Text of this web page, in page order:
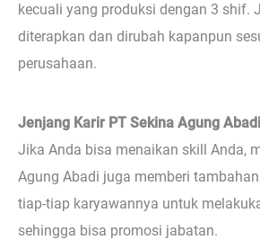
kecuali yang produksi dengan 3 shif.
diterapkan dan dirubah kapanpun
perusahaan.
Jenjang Karir PT Sekina Agung Abadi
Jika Anda bisa menaikan skill Anda,
Agung Abadi juga memberi
tiap-tiap karyawannya untuk
sehingga bisa promosi jabatan.